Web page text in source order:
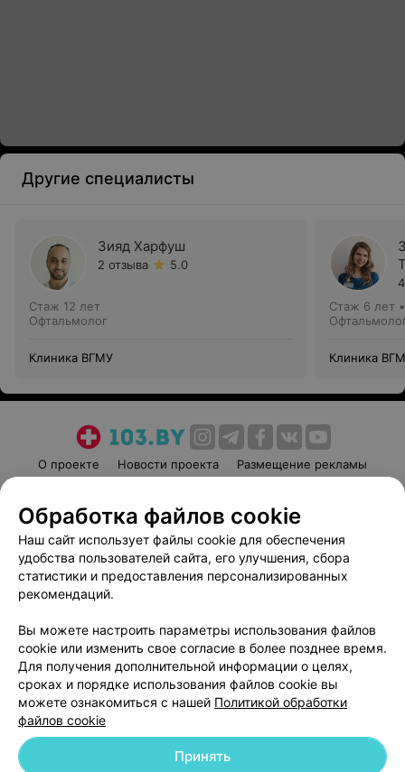
Другие специалисты
Зияд Харфуш
2 отзыва 5.0
Стаж 12 лет
Офтальмолог
Клиника ВГМУ
Стаж 6 лет
Клиника
О проекте Новости проекта
Размещение рекламы
Пользовательское соглашение
Способы оплаты
Вакансии
Партнеры
Написать руководителю 103.by
Обработка персональных данных
© 2026 ООО «Артокс Лаб», УНП 191700409 | 220012, Республика Беларусь,
Обработка файлов cookie
Наш сайт использует файлы cookie для обеспечения
удобства пользователей сайта, его улучшения, сбора
статистики и предоставления персонализированных
рекомендаций.
Вы можете настроить параметры использования файлов
cookie или изменить свое согласие в более позднее время.
Для получения дополнительной информации о целях,
сроках и порядке использования файлов cookie вы
можете ознакомиться с нашей Политикой обработки
файлов cookie
Принять